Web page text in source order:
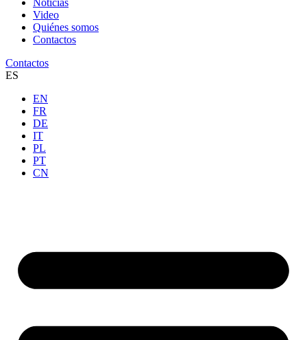
Noticias
Video
Quiénes somos
Contactos
Contactos
ES
EN
FR
DE
IT
PL
PT
CN